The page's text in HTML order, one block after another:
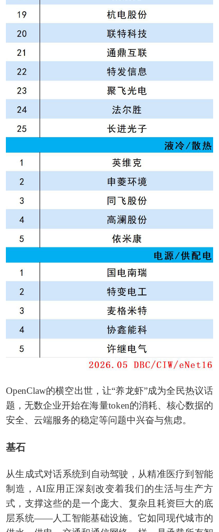
OpenClaw的横空出世，让“养龙虾”成为全民热议话
题，无数企业开始在海量token的消耗、核心数据的
安全、云端服务的稳定等问题中兴奋与焦虑。
基石
从生成式对话系统到自动驾驶，从精准医疗到智能
制造，AI应用正深刻改变着我们的生活与生产方
式，支撑这些的是一个庞大、复杂且耗资巨大的底
层系统——人工智能基础设施。它如同现代城市的